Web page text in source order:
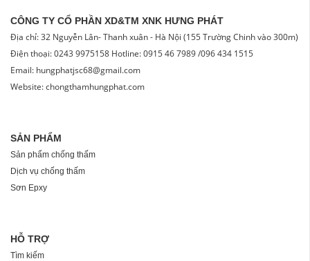
CÔNG TY CỔ PHẦN XD&TM XNK HƯNG PHÁT
Địa chỉ: 32 Nguyễn Lân- Thanh xuân - Hà Nội (155 Trường Chinh vào 300m)
Điện thoại: 0243 9975158 Hotline: 0915 46 7989 /096 434 1515
Email: hungphatjsc68@gmail.com
Website: chongthamhungphat.com
SẢN PHẨM
Sản phẩm chống thấm
Dịch vụ chống thấm
Sơn Epxy
HỖ TRỢ
Tìm kiếm